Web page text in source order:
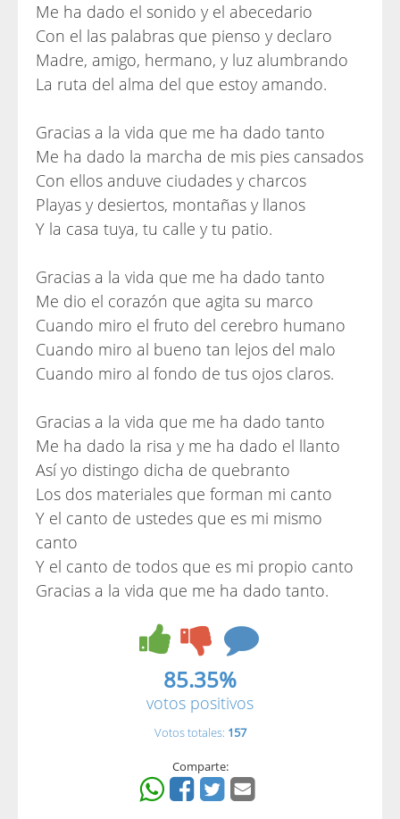
Me ha dado el sonido y el abecedario
Con el las palabras que pienso y declaro
Madre, amigo, hermano, y luz alumbrando
La ruta del alma del que estoy amando.
Gracias a la vida que me ha dado tanto
Me ha dado la marcha de mis pies cansados
Con ellos anduve ciudades y charcos
Playas y desiertos, montañas y llanos
Y la casa tuya, tu calle y tu patio.
Gracias a la vida que me ha dado tanto
Me dio el corazón que agita su marco
Cuando miro el fruto del cerebro humano
Cuando miro al bueno tan lejos del malo
Cuando miro al fondo de tus ojos claros.
Gracias a la vida que me ha dado tanto
Me ha dado la risa y me ha dado el llanto
Así yo distingo dicha de quebranto
Los dos materiales que forman mi canto
Y el canto de ustedes que es mi mismo
canto
Y el canto de todos que es mi propio canto
Gracias a la vida que me ha dado tanto.
85.35%
votos positivos
Votos totales: 157
Comparte: